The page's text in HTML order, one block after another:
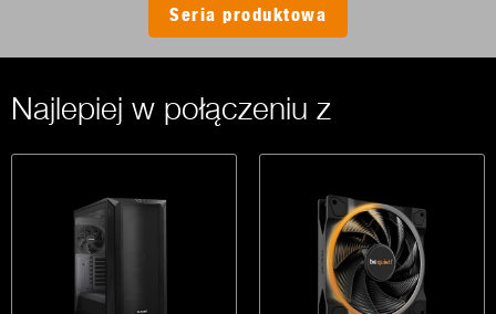
Seria produktowa
Najlepiej w połączeniu z